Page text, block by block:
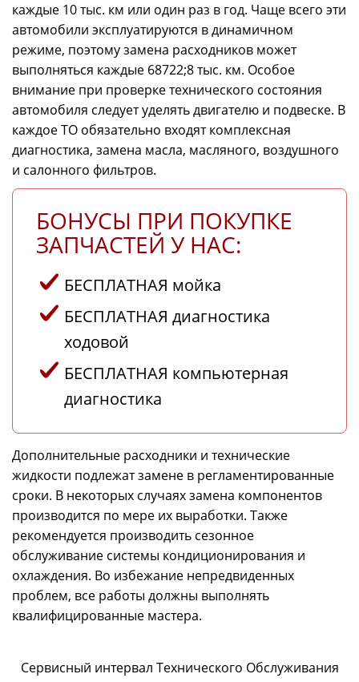
каждые 10 тыс. км или один раз в год. Чаще всего эти
автомобили эксплуатируются в динамичном
режиме, поэтому замена расходников может
выполняться каждые 68722;8 тыс. км. Особое
внимание при проверке технического состояния
автомобиля следует уделять двигателю и подвеске. В
каждое ТО обязательно входят комплексная
диагностика, замена масла, масляного, воздушного
и салонного фильтров.
БОНУСЫ ПРИ ПОКУПКЕ
ЗАПЧАСТЕЙ У НАС:
БЕСПЛАТНАЯ мойка
БЕСПЛАТНАЯ диагностика
ходовой
БЕСПЛАТНАЯ компьютерная
диагностика
Дополнительные расходники и технические
жидкости подлежат замене в регламентированные
сроки. В некоторых случаях замена компонентов
производится по мере их выработки. Также
рекомендуется производить сезонное
обслуживание системы кондиционирования и
охлаждения. Во избежание непредвиденных
проблем, все работы должны выполнять
квалифицированные мастера.
Сервисный интервал Технического Обслуживания